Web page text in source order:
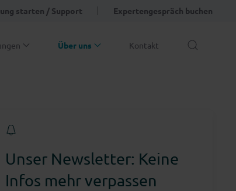
starten / Support Expertengespräch buchen
Über uns Kontakt
Unser Newsletter: Keine
Infos mehr verpassen